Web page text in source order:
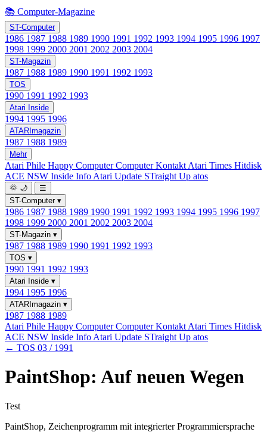
📚 Computer-Magazine
ST-Computer
1986 1987 1988 1989 1990 1991 1992 1993 1994 1995 1996 1997
1998 1999 2000 2001 2002 2003 2004
ST-Magazin
1987 1988 1989 1990 1991 1992 1993
TOS
1990 1991 1992 1993
Atari Inside
1994 1995 1996
ATARImagazin
1987 1988 1989
Mehr
Atari Phile Happy ComputerComputer Kontakt Atari Times Hitdisk
ACE NSW Inside Info Atari Update STraight Up atos
🌞 🌙
☰
ST-Computer ▾
1986 1987 1988 1989 1990 1991 1992 1993 1994 1995 1996 1997
1998 1999 2000 2001 2002 2003 2004
ST-Magazin ▾
1987 1988 1989 1990 1991 1992 1993
TOS ▾
1990 1991 1992 1993
Atari Inside ▾
1994 1995 1996
ATARImagazin ▾
1987 1988 1989
Atari Phile Happy ComputerComputer Kontakt Atari Times Hitdisk
ACE NSW Inside Info Atari Update STraight Up atos
← TOS 03 / 1991
PaintShop: Auf neuen Wegen
Test
PaintShop, Zeichenprogramm mit integrierter Programmiersprache